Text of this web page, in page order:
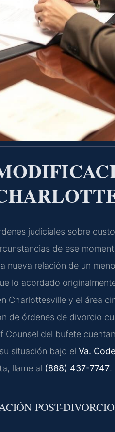
judiciales sobre
de ese
nueva relación de un
lo acordado
Charlottesville y el área
de órdenes de divorcio
Counsel del bufete
situación bajo el Va.
llame al (888) 437-7747.
POST-